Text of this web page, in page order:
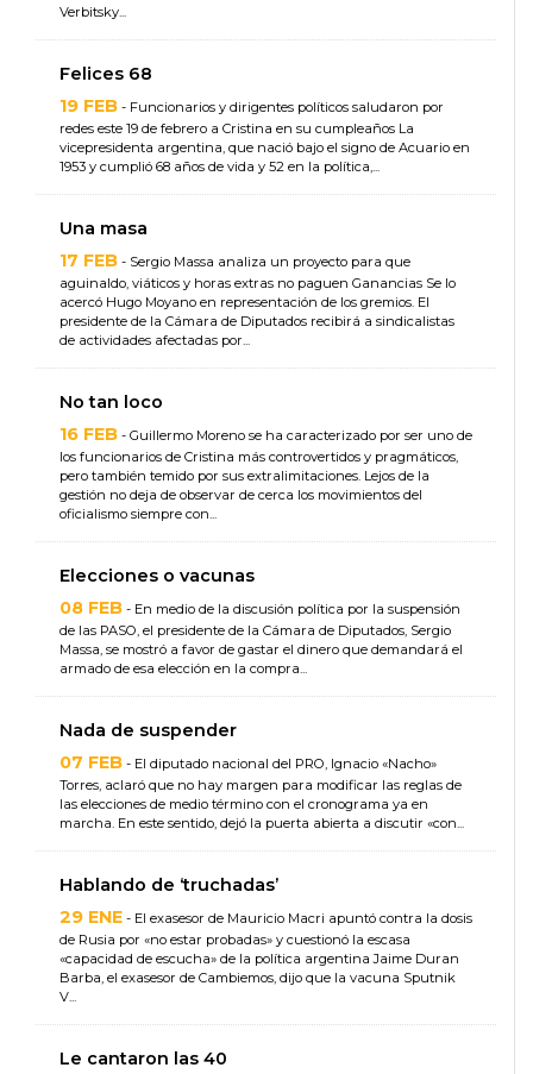
Verbitsky...
Felices 68
19 FEB - Funcionarios y dirigentes políticos saludaron por
redes este 19 de febrero a Cristina en su cumpleaños La
vicepresidenta argentina, que nació bajo el signo de Acuario en
1953 y cumplió 68 años de vida y 52 en la política,...
Una masa
17 FEB - Sergio Massa analiza un proyecto para que
aguinaldo, viáticos y horas extras no paguen Ganancias Se lo
acercó Hugo Moyano en representación de los gremios. El
presidente de la Cámara de Diputados recibirá a sindicalistas
de actividades afectadas por...
No tan loco
16 FEB - Guillermo Moreno se ha caracterizado por ser uno de
los funcionarios de Cristina más controvertidos y pragmáticos,
pero también temido por sus extralimitaciones. Lejos de la
gestión no deja de observar de cerca los movimientos del
oficialismo siempre con...
Elecciones o vacunas
08 FEB - En medio de la discusión política por la suspensión
de las PASO, el presidente de la Cámara de Diputados, Sergio
Massa, se mostró a favor de gastar el dinero que demandará el
armado de esa elección en la compra...
Nada de suspender
07 FEB - El diputado nacional del PRO, Ignacio «Nacho»
Torres, aclaró que no hay margen para modificar las reglas de
las elecciones de medio término con el cronograma ya en
marcha. En este sentido, dejó la puerta abierta a discutir «con...
Hablando de ‘truchadas’
29 ENE - El exasesor de Mauricio Macri apuntó contra la dosis
de Rusia por «no estar probadas» y cuestionó la escasa
«capacidad de escucha» de la política argentina Jaime Duran
Barba, el exasesor de Cambiemos, dijo que la vacuna Sputnik
V...
Le cantaron las 40